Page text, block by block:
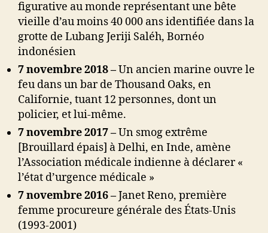
figurative au monde représentant une bête
vieille d’au moins 40 000 ans identifiée dans la
grotte de Lubang Jeriji Saléh, Bornéo
indonésien
7 novembre 2018 –Un ancien marine ouvre le
feu dans un bar de Thousand Oaks, en
Californie, tuant 12 personnes, dont un
policier, et lui-même.
7 novembre 2017 –Un smog extrême
[Brouillard épais] à Delhi, en Inde, amène
l’Association médicale indienne à déclarer «
l’état d’urgence médicale »
7 novembre 2016 –Janet Reno, première
femme procureure générale des États-Unis
(1993-2001)